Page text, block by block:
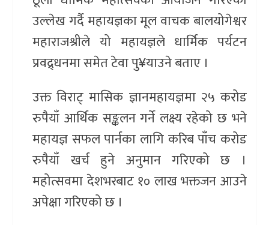
उल्लेख गर्दै महायज्ञका मूल वाचक बालयोगेश्वर
महाराजश्रीले यो महायज्ञले धार्मिक पर्यटन
प्रवद्र्धनमा समेत टेवा पु¥याउने बताए ।
उक्त विराट् मासिक ज्ञानमहायज्ञमा २५ करोड
रुपैयाँ आर्थिक सङ्कलन गर्ने लक्ष्य रहेको छ भने
महायज्ञ सफल पार्नका लागि करिब पाँच करोड
रुपैयाँ खर्च हुने अनुमान गरिएको छ ।
महोत्सवमा देशभरबाट १० लाख भक्तजन आउने
अपेक्षा गरिएको छ ।